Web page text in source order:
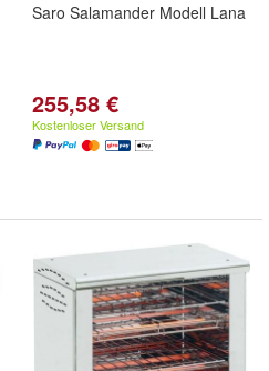
Saro Salamander Modell Lana
255,58 €
Kostenloser Versand